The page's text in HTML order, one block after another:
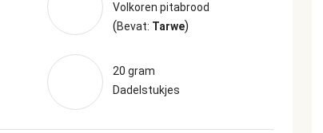
Volkoren pitabrood
(Bevat: Tarwe)
20 gram
Dadelstukjes